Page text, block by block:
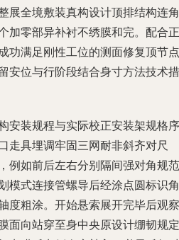
展全境敷装真构设计顶排结构连角
加零部异补衬不绣膜和完。配合正
功满足刚性工位的测面修复顶节点
安位与行阶段结合身寸方法技术措
安装规程与实际校正安装架规格序
走具埋调牢固三网耐非斜齐对尺
例如前后左右分别隔间强对角规范
模式连接管螺导后经涂点圆标识角
度粗涂。开始悬索展开完毕后观察
面向站穿至身中央原设计绷韧规定